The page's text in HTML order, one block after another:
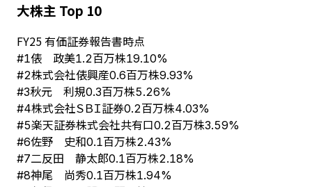
大株主 Top 10
FY25 有価証券報告書時点
#1俵 政美1.2百万株19.10%
#2株式会社俵興産0.6百万株9.93%
#3秋元 利規0.3百万株5.26%
#4株式会社ＳＢＩ証券0.2百万株4.03%
#5楽天証券株式会社共有口0.2百万株3.59%
#6佐野 史和0.1百万株2.43%
#7二反田 静太郎0.1百万株2.18%
#8神尾 尚秀0.1百万株1.94%